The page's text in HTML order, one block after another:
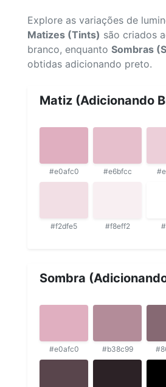
Explore as variações de
Matizes (Tints) são criados
branco, enquanto Sombras
obtidas adicionando preto.
Matiz (Adicionando
#e0afc0 #e6bfcc
#f2dfe5 #f8eff2
Sombra
#e0afc0 #b38c99